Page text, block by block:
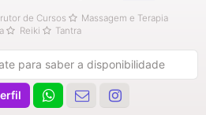
de Cursos
Massagem e Terapia
Reiki Tantra
para saber a disponibilidade